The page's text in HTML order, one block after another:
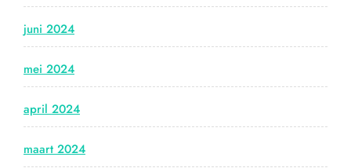
juni 2024
mei 2024
april 2024
maart 2024